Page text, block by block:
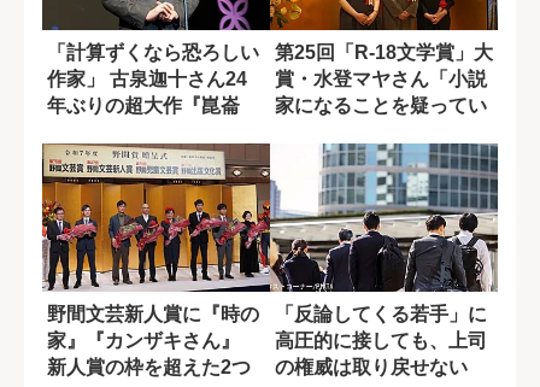
「計算ずくなら恐ろしい
作家」 古泉迦十さん24
年ぶりの超大作『崑崙
第25回「R-18文学賞」大
賞・水登マヤさん「小説
家になることを疑ってい
野間文芸新人賞に『時の
家』『カンザキさん』
新人賞の枠を超えた2つ
「反論してくる若手」に
高圧的に接しても、上司
の権威は取り戻せない